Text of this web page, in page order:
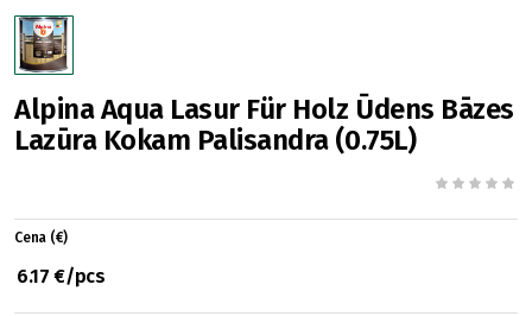
Alpina Aqua Lasur Für Holz Ūdens Bāzes
Lazūra Kokam Palisandra (0.75L)
Cena (€)
6.17 €/pcs